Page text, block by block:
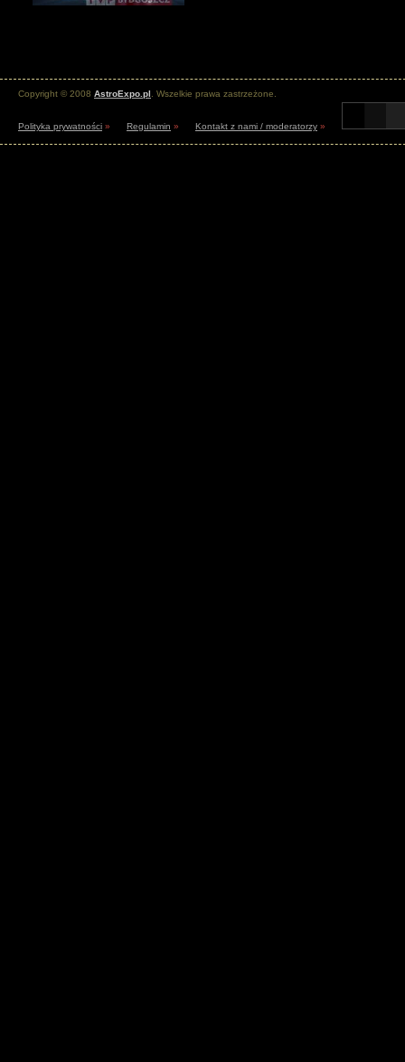
Copyright © 2008 AstroExpo.pl . Wszelkie prawa zastrzeżone.
Polityka prywatności » Regulamin » Kontakt z nami / moderatorzy »